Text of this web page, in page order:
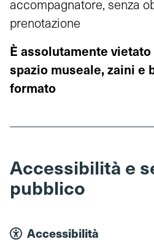
accompagnatore, senza
prenotazione
È assolutamente
spazio museale, zaini e
formato
Accessibilità e
pubblico
Accessibilità